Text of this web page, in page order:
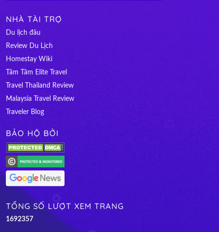
NHÀ TÀI TRỢ
Du lịch đâu
Review Du Lịch
Homestay Wiki
Tâm Tâm Elite Travel
Travel Thailand Review
Malaysia Travel Review
Traveler Blog
BẢO HỘ BỞI
TỔNG SỐ LƯỢT XEM TRANG
1692357